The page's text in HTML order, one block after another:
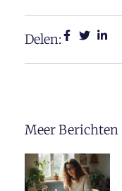
Delen:
Meer Berichten